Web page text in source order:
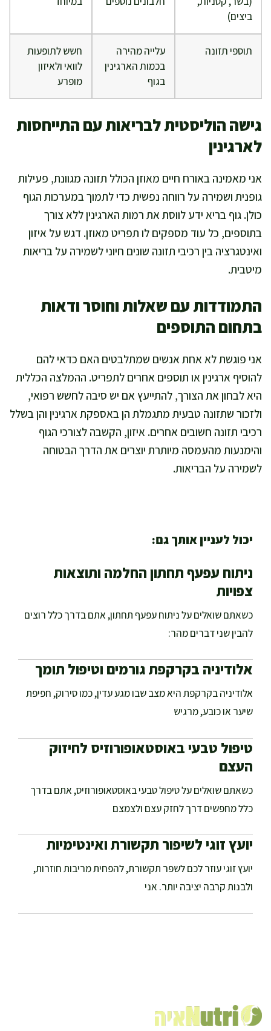
ביצים)
תוספי תזונה
עלייה מהירה
בכמות הארגינין
בגוף
חשש לתופעות
לוואי ולאיזון
מופרע
גישה הוליסטית לבריאות עם התייחסות
לארגינין
אני מאמינה באורח חיים מאוזן הכולל תזונה מגוונת, פעילות
גופנית ושמירה על רווחה נפשית כדי לתמוך במערכות הגוף
כולן. גוף בריא ידע לווסת את רמות הארגינין ללא צורך
בתוספים, כל עוד מספקים לו תפריט מאוזן. דגש על איזון
ואינטגרציה בין רכיבי תזונה שונים חיוני לשמירה על בריאות
מיטבית.
התמודדות עם שאלות וחוסר ודאות
בתחום התוספים
אני פוגשת לא אחת אנשים שמתלבטים האם כדאי להם
להוסיף ארגינין או תוספים אחרים לתפריט. ההמלצה הכללית
היא לבחון את הצורך, להתייעץ אם יש סיבה לחשש רפואי,
ולזכור שתזונה טבעית מתגמלת הן באספקת ארגינין והן בשלל
רכיבי תזונה חשובים אחרים. איזון, הקשבה לצורכי הגוף
והימנעות מהעמסה מיותרת יוצרים את הדרך הבטוחה
לשמירה על הבריאות.
יכול לעניין אותך גם:
ניתוח עפעף תחתון החלמה ותוצאות
צפויות
כשאתם שואלים על ניתוח עפעף תחתון, אתם בדרך כלל רוצים
להבין שני דברים מהר:
אלודיניה בקרקפת גורמים וטיפול תומך
אלודיניה בקרקפת היא מצב שבו מגע עדין, כמו סירוק, חפיפת
שיער או כובע, מרגיש
טיפול טבעי באוסטאופורוזיס לחיזוק
העצם
כשאתם שואלים על טיפול טבעי באוסטאופורוזיס, אתם בדרך
כלל מחפשים דרך לחזק עצם ולצמצם
יועץ זוגי לשיפור תקשורת ואינטימיות
יועץ זוגי עוזר לכם לשפר תקשורת, להפחית מריבות חוזרות,
ולבנות קרבה יציבה יותר. אני